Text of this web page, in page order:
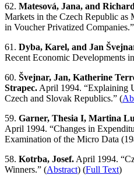
62. Matesová, Jana, and
Markets in the Czech Republic as
in Voucher Privatized
61. Dyba, Karel, and Jan
Recent Economic Developments
60. Švejnar, Jan, Katherine
Strapec. April 1994. “Explaining
Czech and Slovak Republics.” (
59. Garner, Thesia I, Martina
April 1994. “Changes in
Examination of the Micro Data
58. Kotrba, Josef. April 1994.
Winners.” (Abstract) (Full Text)